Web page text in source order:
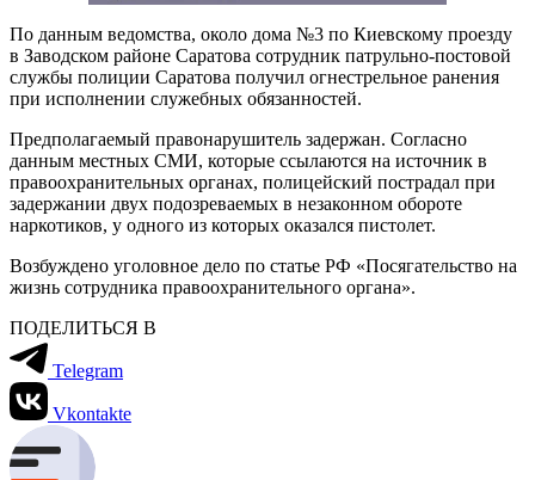
По данным ведомства, около дома №3 по Киевскому проезду
в Заводском районе Саратова сотрудник патрульно-постовой
службы полиции Саратова получил огнестрельное ранения
при исполнении служебных обязанностей.
Предполагаемый правонарушитель задержан. Согласно
данным местных СМИ, которые ссылаются на источник в
правоохранительных органах, полицейский пострадал при
задержании двух подозреваемых в незаконном обороте
наркотиков, у одного из которых оказался пистолет.
Возбуждено уголовное дело по статье РФ «Посягательство на
жизнь сотрудника правоохранительного органа».
ПОДЕЛИТЬСЯ В
Telegram
Vkontakte